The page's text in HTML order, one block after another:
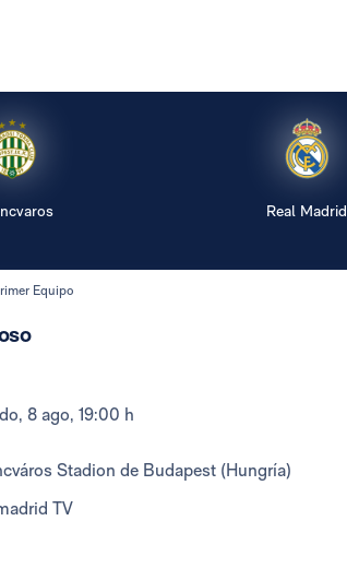
Real Madrid
Equipo
8 ago, 19:00 h
Stadion de Budapest (Hungría)
TV